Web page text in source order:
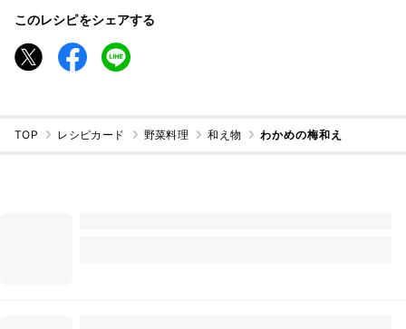
このレシピをシェアする
TOP レシピカード 野菜料理 和え物 わかめの梅和え